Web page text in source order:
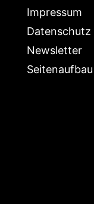
Impressum
Datenschutz
Newsletter
Seitenaufbau